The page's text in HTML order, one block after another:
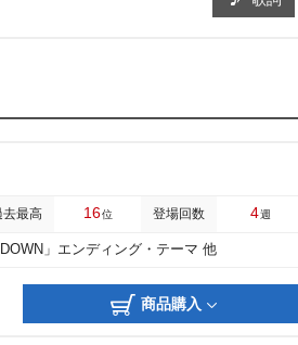
去最高 16位 登場回数 4週
」エンディング・テーマ 他
商品購入